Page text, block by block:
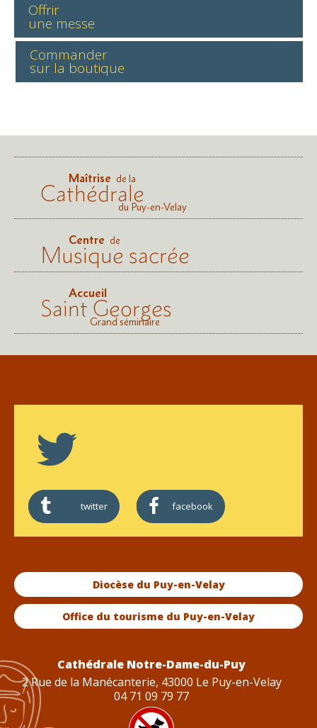
Offrir
une messe
Commander
sur la boutique
Maîtrise de la
Cathédraledu Puy-en-Velay
Centre de
Musique sacrée
Accueil
Saint Georges
Grand séminaire
twitter facebook
Diocèse du Puy-en-Velay
Office du tourisme du Puy-en-Velay
Cathédrale Notre-Dame-du-Puy
2 Rue de la Manécanterie, 43000 Le Puy-en-Velay
04 71 09 79 77